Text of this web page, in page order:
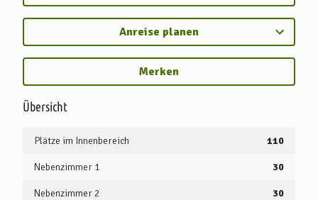
Übersicht
Plätze im Innenbereich 110
Nebenzimmer 1 30
Nebenzimmer 2 30
Anreise planen
Merken